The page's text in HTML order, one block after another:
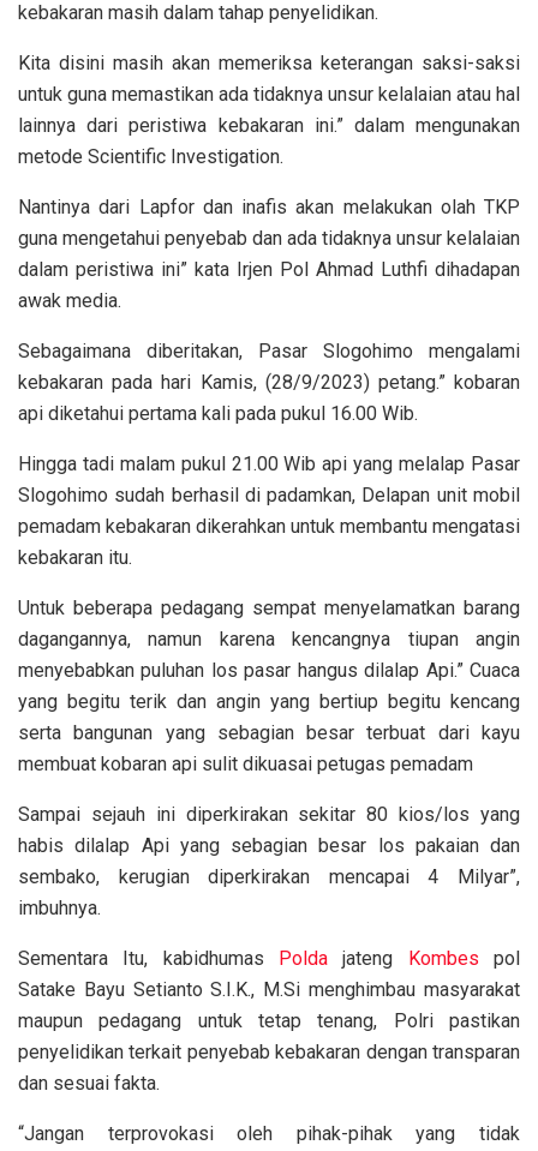
kebakaran masih dalam tahap penyelidikan.
Kita disini masih akan memeriksa keterangan saksi-saksi
untuk guna memastikan ada tidaknya unsur kelalaian atau hal
lainnya dari peristiwa kebakaran ini.” dalam mengunakan
metode Scientific Investigation.
Nantinya dari Lapfor dan inafis akan melakukan olah TKP
guna mengetahui penyebab dan ada tidaknya unsur kelalaian
dalam peristiwa ini” kata Irjen Pol Ahmad Luthfi dihadapan
awak media.
Sebagaimana diberitakan, Pasar Slogohimo mengalami
kebakaran pada hari Kamis, (28/9/2023) petang.” kobaran
api diketahui pertama kali pada pukul 16.00 Wib.
Hingga tadi malam pukul 21.00 Wib api yang melalap Pasar
Slogohimo sudah berhasil di padamkan, Delapan unit mobil
pemadam kebakaran dikerahkan untuk membantu mengatasi
kebakaran itu.
Untuk beberapa pedagang sempat menyelamatkan barang
dagangannya, namun karena kencangnya tiupan angin
menyebabkan puluhan los pasar hangus dilalap Api.” Cuaca
yang begitu terik dan angin yang bertiup begitu kencang
serta bangunan yang sebagian besar terbuat dari kayu
membuat kobaran api sulit dikuasai petugas pemadam
Sampai sejauh ini diperkirakan sekitar 80 kios/los yang
habis dilalap Api yang sebagian besar los pakaian dan
sembako, kerugian diperkirakan mencapai 4 Milyar”,
imbuhnya.
Sementara Itu, kabidhumas Polda jateng Kombes pol
Satake Bayu Setianto S.I.K., M.Si menghimbau masyarakat
maupun pedagang untuk tetap tenang, Polri pastikan
penyelidikan terkait penyebab kebakaran dengan transparan
dan sesuai fakta.
“Jangan terprovokasi oleh pihak-pihak yang tidak